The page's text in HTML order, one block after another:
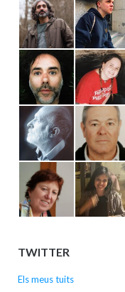
TWITTER
Els meus tuits